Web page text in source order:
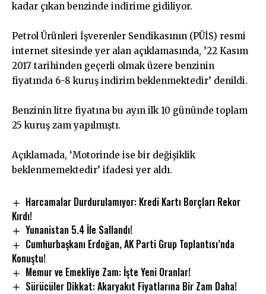
kadar çıkan benzinde indirime gidiliyor.
Petrol Ürünleri İşverenler Sendikasının (PÜİS) resmi
internet sitesinde yer alan açıklamasında, ’22 Kasım
2017 tarihinden geçerli olmak üzere benzinin
fiyatında 6-8 kuruş indirim beklenmektedir’ denildi.
Benzinin litre fiyatına bu ayın ilk 10 gününde toplam
25 kuruş zam yapılmıştı.
Açıklamada, ‘Motorinde ise bir değişiklik
beklenmemektedir’ ifadesi yer aldı.
Harcamalar Durdurulamıyor: Kredi Kartı Borçları Rekor
Kırdı!
Yunanistan 5.4 İle Sallandı!
Cumhurbaşkanı Erdoğan, AK Parti Grup Toplantısı’nda
Konuştu!
Memur ve Emekliye Zam: İşte Yeni Oranlar!
Sürücüler Dikkat: Akaryakıt Fiyatlarına Bir Zam Daha!